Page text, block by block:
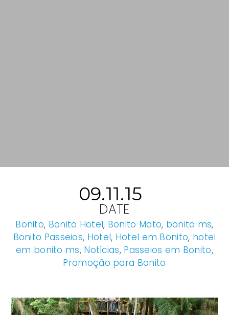
09.11.15
DATE
Bonito, Bonito Hotel, Bonito Mato, bonito ms,
Bonito Passeios, Hotel, Hotel em Bonito, hotel
em bonito ms, Notícias, Passeios em Bonito,
Promoção para Bonito